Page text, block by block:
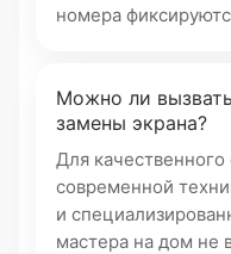
номера
Можно ли
замены экрана?
Для
современной
и
мастера на дом не